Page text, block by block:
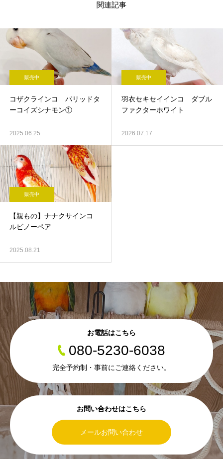
関連記事
販売中
コザクラインコ パリッドタ
ーコイズシナモン①
2025.06.25
販売中
羽衣セキセイインコ ダブル
ファクターホワイト
2026.07.17
販売中
【親もの】ナナクサインコ
ルビノーペア
2025.08.21
お問い合わせはこちら
メールお問い合わせ
お電話はこちら
080-5230-6038
完全予約制・事前にご連絡ください。